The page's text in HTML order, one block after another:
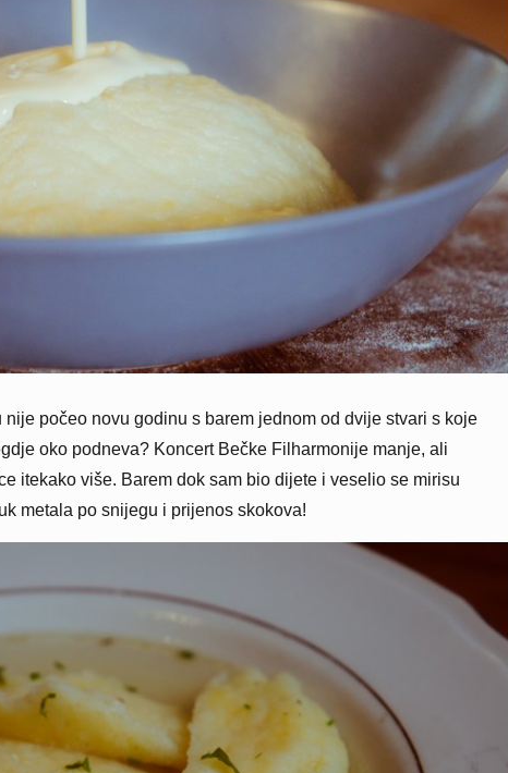
počeo novu godinu s barem jednom od dvije stvari s koje
oko podneva? Koncert Bečke Filharmonije manje, ali
itekako više. Barem dok sam bio dijete i veselio se mirisu
metala po snijegu i prijenos skokova!